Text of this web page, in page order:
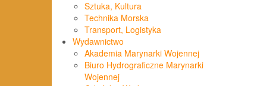
Sztuka, Kultura
Technika Morska
Transport, Logistyka
Wydawnictwo
Akademia Marynarki Wojennej
Biuro Hydrograficzne Marynarki
Wojennej